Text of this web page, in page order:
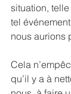
situation,
tel
nous aurions
Cela
qu’il y a à